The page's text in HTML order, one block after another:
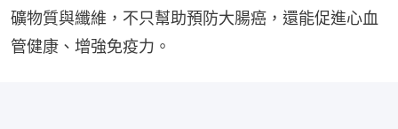
礦物質與纖維，不只幫助預防大腸癌，還能促進心血
管健康、增強免疫力。